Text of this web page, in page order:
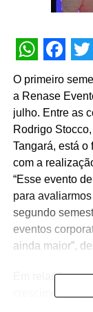
O primeiro
a Renase
julho. Entre as
Rodrigo
Tangará, está o
com a
“Esse evento
para
segundo
eventos
ainda maior”,
Em relação ao
crescimento